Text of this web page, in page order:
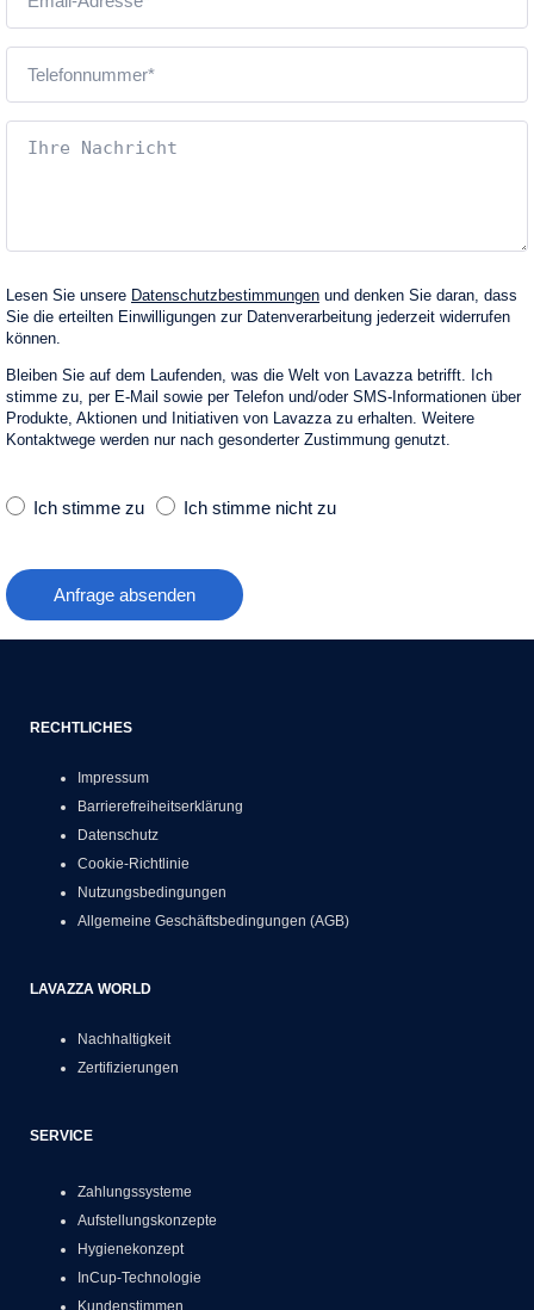
Lesen Sie unsere Datenschutzbestimmungen und denken Sie daran, dass
Sie die erteilten Einwilligungen zur Datenverarbeitung jederzeit widerrufen
können.
Bleiben Sie auf dem Laufenden, was die Welt von Lavazza betrifft. Ich
stimme zu, per E‑Mail sowie per Telefon und/oder SMS-Informationen über
Produkte, Aktionen und Initiativen von Lavazza zu erhalten. Weitere
Kontaktwege werden nur nach gesonderter Zustimmung genutzt.
Ich stimme zu Ich stimme nicht zu
Anfrage absenden
RECHTLICHES
Impressum
Barrierefreiheitserklärung
Datenschutz
Cookie-Richtlinie
Nutzungsbedingungen
Allgemeine Geschäftsbedingungen (AGB)
LAVAZZA WORLD
Nachhaltigkeit
Zertifizierungen
SERVICE
Zahlungssysteme
Aufstellungskonzepte
Hygienekonzept
InCup-Technologie